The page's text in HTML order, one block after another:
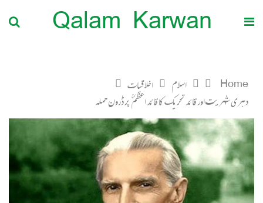
Qalam Karwan
Home اسلام
اخلاقیات
دہری شہریت اور قائد تحریک کا قائد اعظم ؒ پر ڈرون حملہ